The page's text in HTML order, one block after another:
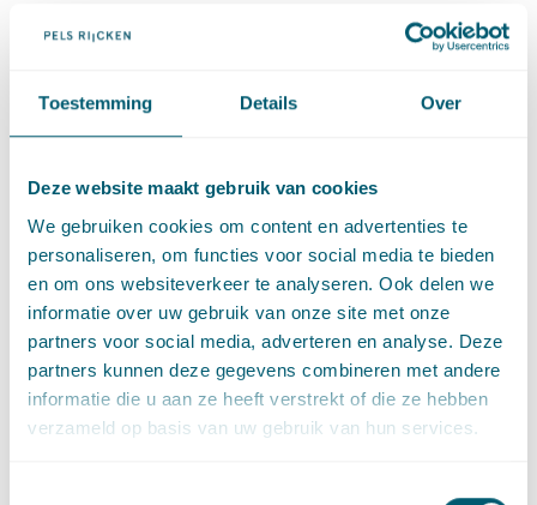
Toestemming Details Over
Deze website maakt gebruik van cookies
We gebruiken cookies om content en advertenties te
personaliseren, om functies voor social media te bieden
en om ons websiteverkeer te analyseren. Ook delen we
informatie over uw gebruik van onze site met onze
partners voor social media, adverteren en analyse. Deze
partners kunnen deze gegevens combineren met andere
informatie die u aan ze heeft verstrekt of die ze hebben
verzameld op basis van uw gebruik van hun services.
Contact